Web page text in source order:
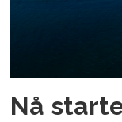
Nå